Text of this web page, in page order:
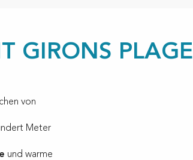
GIRONS PLAGE
von
Meter
und warme